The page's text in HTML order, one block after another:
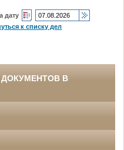
дату
к списку дел
В